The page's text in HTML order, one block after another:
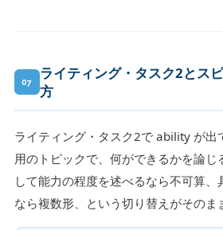
07
ライティング・タスク2とス
方
ライティング・タスク2で ability が出
用のトピックで、何ができるかを論じ
して能力の程度を述べるなら不可算、
なら複数形、という切り替えがそのま